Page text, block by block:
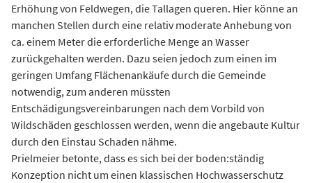
Erhöhung von Feldwegen, die Tallagen queren. Hier könne an
manchen Stellen durch eine relativ moderate Anhebung von
ca. einem Meter die erforderliche Menge an Wasser
zurückgehalten werden. Dazu seien jedoch zum einen im
geringen Umfang Flächenankäufe durch die Gemeinde
notwendig, zum anderen müssten
Entschädigungsvereinbarungen nach dem Vorbild von
Wildschäden geschlossen werden, wenn die angebaute Kultur
durch den Einstau Schaden nähme.
Prielmeier betonte, dass es sich bei der boden:ständig
Konzeption nicht um einen klassischen Hochwasserschutz